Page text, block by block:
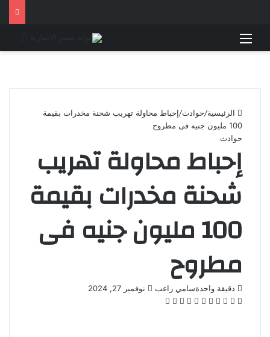
القائمة
الرئيسية/حوادث/إحباط محاولة تهريب شحنة مخدرات بقيمة
100 مليون جنيه فى مطروح
حوادث
إحباط محاولة تهريب
شحنة مخدرات بقيمة
100 مليون جنيه فى
مطروح
سامي راغب
أرسل
نوفمبر 27, 2024
دقيقة واحدة
فيسبوك
‫X لينكدإنبينتيريست
‫Pocket
واتساب
تيلقرام
ڤايبر